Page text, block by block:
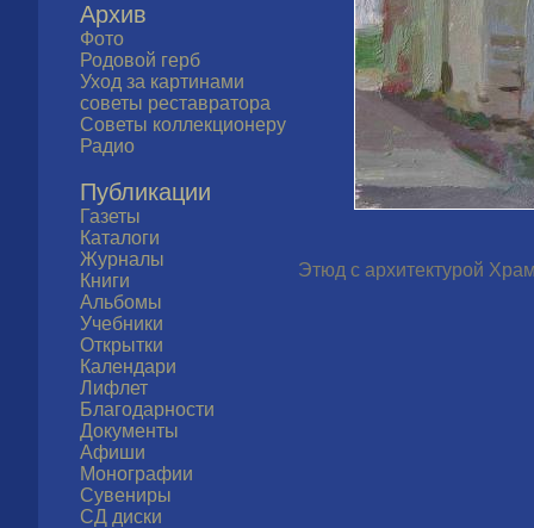
Архив
Фото
Родовой герб
Уход за картинами
советы реставратора
Советы коллекционеру
Радио
Публикации
Газеты
Каталоги
Журналы
Книги
Альбомы
Учебники
Открытки
Календари
Лифлет
Благодарности
Документы
Афиши
Монографии
Сувениры
СД диски
Этюд с архитектурой